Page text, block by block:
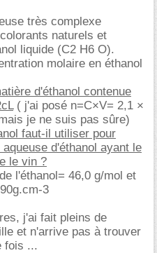
très complexe
naturels et
liquide (C2 H6 O).
molaire en éthanol
d'éthanol contenue
( j'ai posé n=C×V= 2,1 ×
je ne suis pas sûre)
faut-il utiliser pour
d'éthanol ayant le
le vin ?
l'éthanol= 46,0 g/mol et
3
j'ai fait pleins de
et n'arrive pas à trouver
fois ...